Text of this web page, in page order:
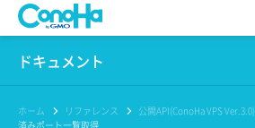
WING
ドキュメント
このサイトについて
ホーム リファレンス 公開API(ConoHa VPS Ver.3.0)
済みポート一覧取得